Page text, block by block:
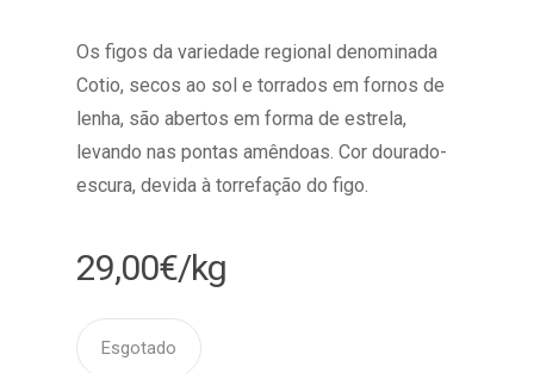
Os figos da variedade regional denominada
Cotio, secos ao sol e torrados em fornos de
lenha, são abertos em forma de estrela,
levando nas pontas amêndoas. Cor dourado-
escura, devida à torrefação do figo.
29,00€/kg
Esgotado